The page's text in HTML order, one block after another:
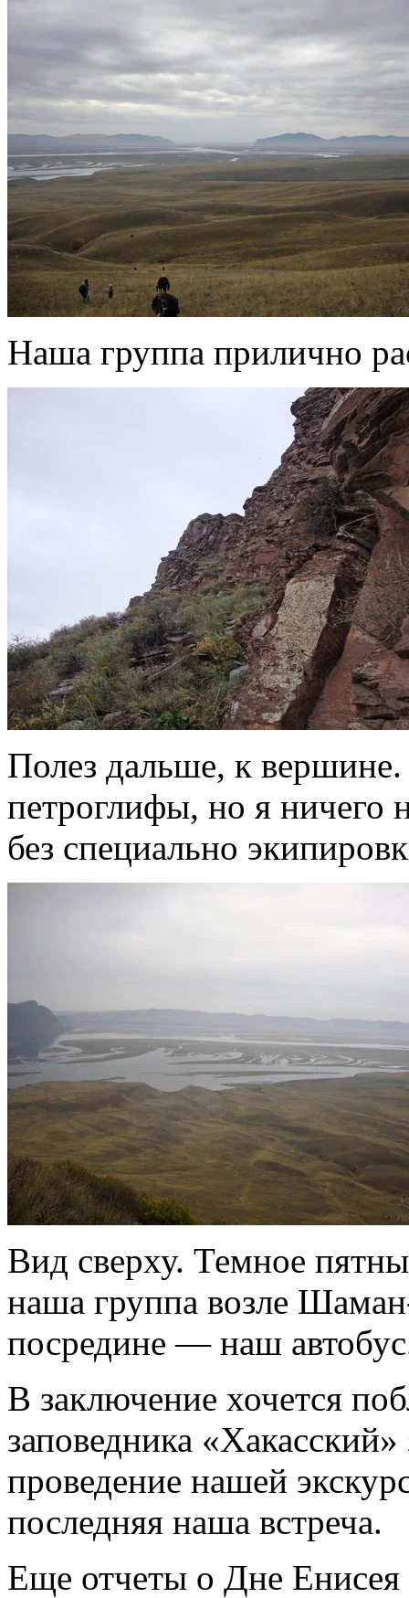
Наша группа прилично
Полез дальше, к вершине.
петроглифы, но я ничего
без специально
Вид сверху. Темное
наша группа возле
посредине — наш
В заключение хочется
заповедника
проведение нашей
последняя наша встреча.
Еще отчеты о Дне Енисея